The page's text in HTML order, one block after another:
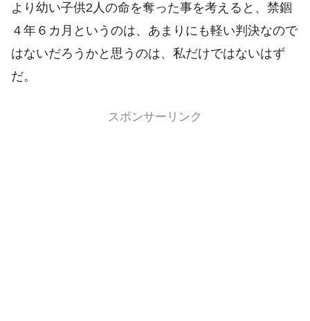
より幼い子供2人の命を奪った事を考えると、禁錮
４年６カ月というのは、あまりにも軽い判決なので
はないだろうかと思うのは、私だけではないはず
だ。
スポンサーリンク